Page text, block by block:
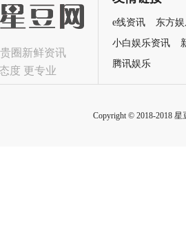
圈新鲜资讯
度 更专业
e线资讯
东方
小白娱乐资讯
腾讯娱乐
Copyright © 2018-2018